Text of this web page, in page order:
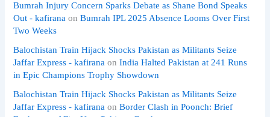
Bumrah Injury Concern Sparks Debate as Shane Bond Speaks
Out - kafirana onBumrah IPL 2025 Absence Looms Over First
Two Weeks
Balochistan Train Hijack Shocks Pakistan as Militants Seize
Jaffar Express - kafirana onIndia Halted Pakistan at 241 Runs
in Epic Champions Trophy Showdown
Balochistan Train Hijack Shocks Pakistan as Militants Seize
Jaffar Express - kafirana onBorder Clash in Poonch: Brief